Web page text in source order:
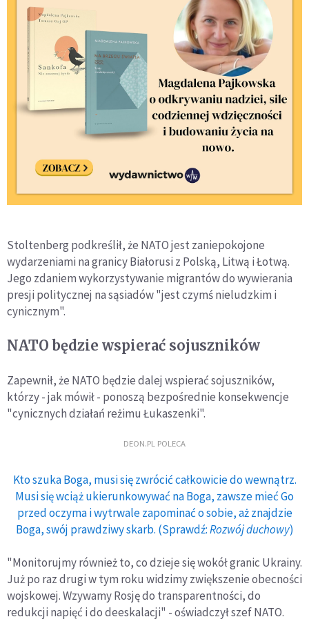
Stoltenberg podkreślił, że NATO jest zaniepokojone
wydarzeniami na granicy Białorusi z Polską, Litwą i Łotwą.
Jego zdaniem wykorzystywanie migrantów do wywierania
presji politycznej na sąsiadów "jest czymś nieludzkim i
cynicznym".
NATO będzie wspierać sojuszników
Zapewnił, że NATO będzie dalej wspierać sojuszników,
którzy - jak mówił - ponoszą bezpośrednie konsekwencje
"cynicznych działań reżimu Łukaszenki".
DEON.PL POLECA
Kto szuka Boga, musi się zwrócić całkowicie do wewnątrz.
Musi się wciąż ukierunkowywać na Boga, zawsze mieć Go
przed oczyma i wytrwale zapominać o sobie, aż znajdzie
Boga, swój prawdziwy skarb. (Sprawdź:Rozwój duchowy)
"Monitorujmy również to, co dzieje się wokół granic Ukrainy.
Już po raz drugi w tym roku widzimy zwiększenie obecności
wojskowej. Wzywamy Rosję do transparentności, do
redukcji napięć i do deeskalacji" - oświadczył szef NATO.